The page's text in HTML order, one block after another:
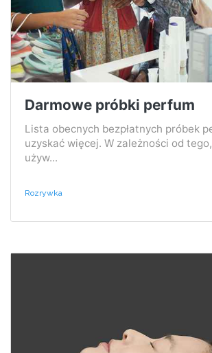
Darmowe próbki perfum
Lista obecnych bezpłatnych próbek
uzyskać więcej. W zależności od
używ...
Rozrywka